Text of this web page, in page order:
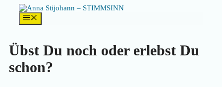
Inhalt
springen
Übst Du noch oder erlebst Du
schon?